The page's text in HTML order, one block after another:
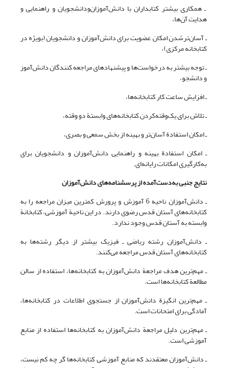
ـ همکاری بیشتر کتابداران با دانش‌آموزان‌ودانشجویان و راهنمایی و
هدایت آن‌ها،
ـ آسان‌تر‌شدن امکان عضویت برای دانش‌آموزان و دانشجویان (بویژه در
کتابخانه مرکزی)،
ـ توجه بیشتر به درخواست‌ها و پیشنهادهای مراجعه کنندگان دانش‌آموز
و دانشجو،
ـ افزایش ساعت کار کتابخانه‌ها،
ـ تلاش برای یک‌وقته‌کردن کتابخانه‌های وابستة دو وقته،
ـ امکان استفادة آسان‌تر و بهینه از بخش سمعی و بصری،
ـ امکان استفادة بهینه و راهنمایی دانش‌آموزان و دانشجویان برای
به‌کارگیری امکانات رایانه‌ای.
نتایج جنبی به‌دست‌آمده از پرسشنامه‌های دانش‌آموزان
ـ دانش‌آموزان ناحیه 6 آموزش و پرورش کمترین میزان مراجعه را به
کتابخانه‌های آستان قدس رضوی دارند. در این ناحیة آموزشی، کتابخانة
وابسته به آستان قدس وجود ندارد.
ـ دانش‌آموزان رشته ریاضی ـ فیزیک بیشتر از دیگر رشته‌ها به
کتابخانه‌های آستان قدس مراجعه می‌کنند.
ـ مهم‌ترین هدف مراجعة دانش‌آموزان به کتابخانه‌ها، استفاده از سالن
مطالعة کتابخانه‌ها است.
ـ مهم‌ترین انگیزة دانش‌آموزان از جستجوی اطلاعات در کتابخانه‌ها،
آمادگی برای امتحانات است.
ـ مهم‌ترین دلیل مراجعة دانش‌آموزان به کتابخانه‌ها استفاده از منابع
آموزشی است.
ـ دانش‌آموزان معتقدند که منابع آموزشی کتابخانه‌ها گر چه کم نیست،